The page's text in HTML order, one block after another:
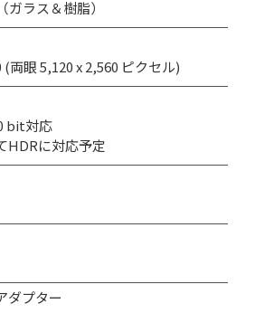
ラス＆樹脂）
両眼 5,120 x 2,560 ピクセル)
bit対応
HDRに対応予定
ダプター